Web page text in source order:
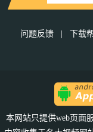
问题反馈 下载
本网站只提供web页面